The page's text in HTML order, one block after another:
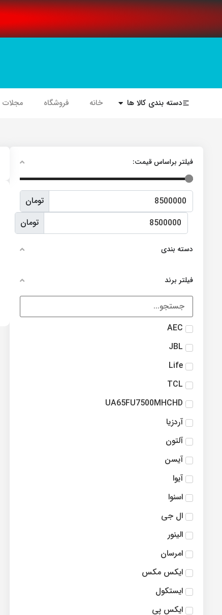
دسته بندی کالا ها خانه فروشگاه مجلات
فیلتر براساس قیمت:
تومان
تومان
دسته بندی
فیلتر برند
AEC
JBL
Life
TCL
UA65FU7500MHCHD
آردزیا
آلتون
آیسن
آیوا
اسنوا
ال جی
الینور
امرسان
ايکس مکس
ایستکول
ایکس پی